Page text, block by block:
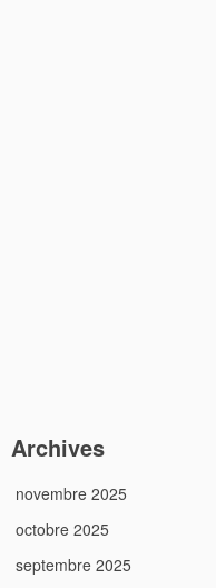
Archives
novembre 2025
octobre 2025
septembre 2025